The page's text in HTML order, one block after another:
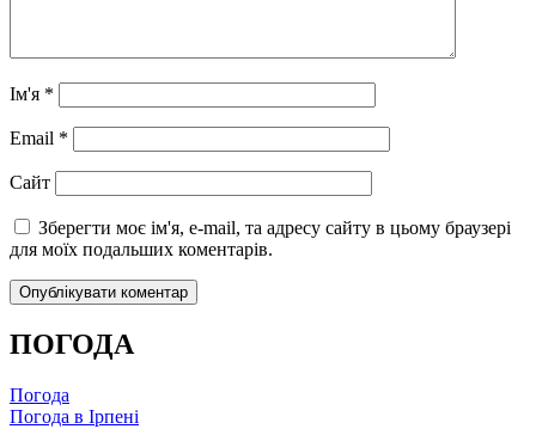
Ім'я *
Email *
Сайт
Зберегти моє ім'я, e-mail, та адресу сайту в цьому браузері
для моїх подальших коментарів.
ПОГОДА
Погода
Погода в Ірпені